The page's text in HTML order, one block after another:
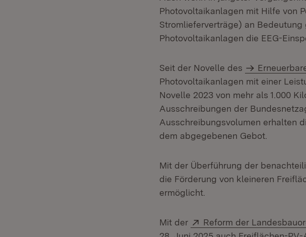
Photovoltaikanlagen mit Hilfe von
Stromlieferverträge) an
Photovoltaikanlagen die EEG-
Seit der Novelle des
Photovoltaikanlagen mit einer
Novelle 2023 von mehr als 1.000
Ausschreibungen der
Ausschreibungsvolumen erhalten
dem abgegebenen Gebot.
Mit der Überführung der
die Förderung von kleineren
ermöglicht.
Mit der Extern:
Reform der